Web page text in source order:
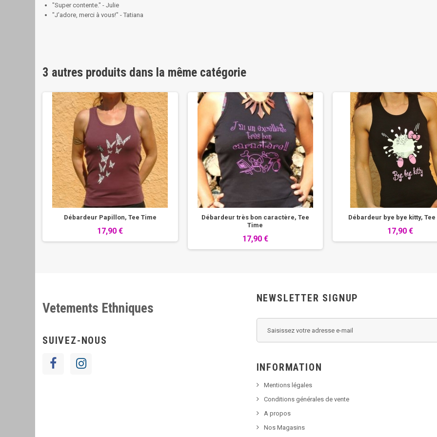
"Super contente." - Julie
"J'adore, merci à vous!" - Tatiana
3 autres produits dans la même catégorie
Débardeur Papillon, Tee Time
17,90 €
Débardeur très bon caractère, Tee
Time
17,90 €
Débardeur bye bye kitty, Tee
17,90 €
Vetements Ethniques
SUIVEZ-NOUS
NEWSLETTER SIGNUP
INFORMATION
Mentions légales
Conditions générales de vente
A propos
Nos Magasins